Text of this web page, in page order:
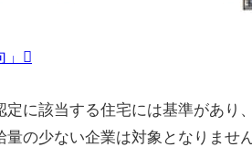
に該当する住宅には基準があり
の少ない企業は対象となりませ